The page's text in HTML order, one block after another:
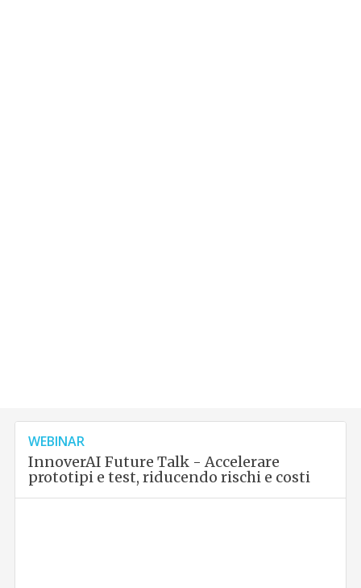
WEBINAR
InnoverAI Future Talk - Accelerare
prototipi e test, riducendo rischi e costi